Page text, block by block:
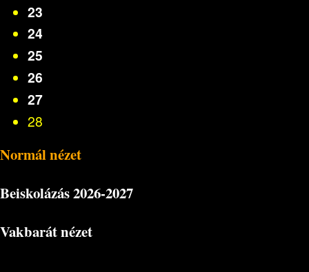
23
24
25
26
27
28
Normál nézet
Beiskolázás2026-2027
Vakbarát nézet